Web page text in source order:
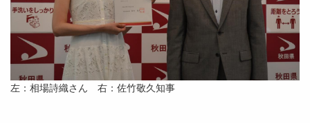
左：相場詩織さん 右：佐竹敬久知事